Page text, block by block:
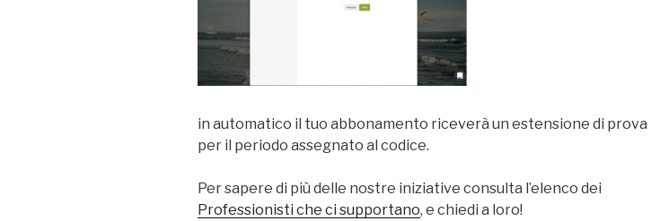
in automatico il tuo abbonamento riceverà un estensione di prova
per il periodo assegnato al codice.
Per sapere di più delle nostre iniziative consulta l’elenco dei
Professionisti che ci supportano, e chiedi a loro!